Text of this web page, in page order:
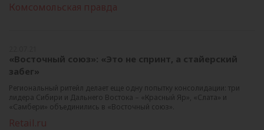
Комсомольская правда
«Восточный союз»: «Это не спринт, а стайерский
забег»
Региональный ритейл делает еще одну попытку консолидации: три
лидера Сибири и Дальнего Востока – «Красный Яр», «Слата» и
«Самбери» объединились в «Восточный союз».
Retail.ru